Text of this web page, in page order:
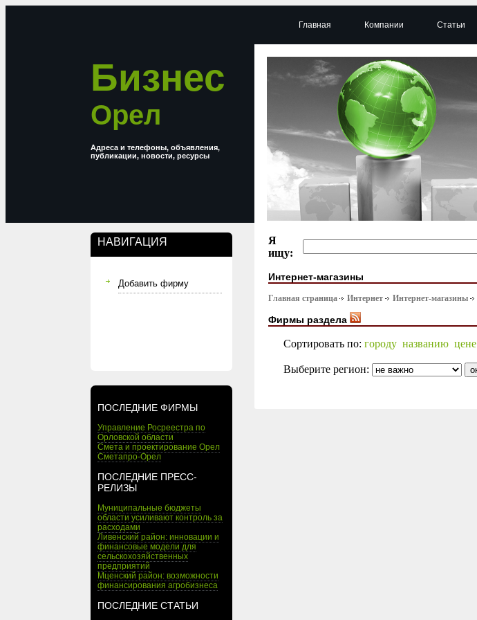
Бизнес
Орел
Адреса и телефоны, объявления,
публикации, новости, ресурсы
НАВИГАЦИЯ
Добавить фирму
ПОСЛЕДНИЕ ФИРМЫ
Управление Росреестра по
Орловской области
Смета и проектирование Орел
Сметапро-Орел
ПОСЛЕДНИЕ ПРЕСС-
РЕЛИЗЫ
Муниципальные бюджеты
области усиливают контроль за
расходами
Ливенский район: инновации и
финансовые модели для
сельскохозяйственных
предприятий
Мценский район: возможности
финансирования агробизнеса
ПОСЛЕДНИЕ СТАТЬИ
Главная Компании Статьи
Я
ищу:
Интернет-магазины
Главная страница Интернет Интернет-магазины
Фирмы раздела
Сортировать по: городу названию цене
Выберите регион: